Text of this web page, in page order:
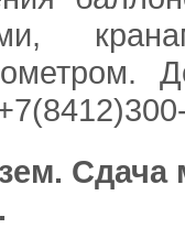
Сдача